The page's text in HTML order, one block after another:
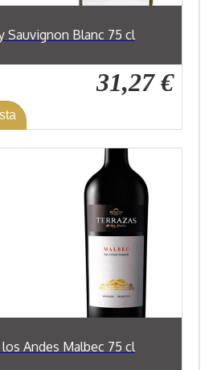
Sauvignon Blanc 75 cl
31,27 €
los Andes Malbec 75 cl